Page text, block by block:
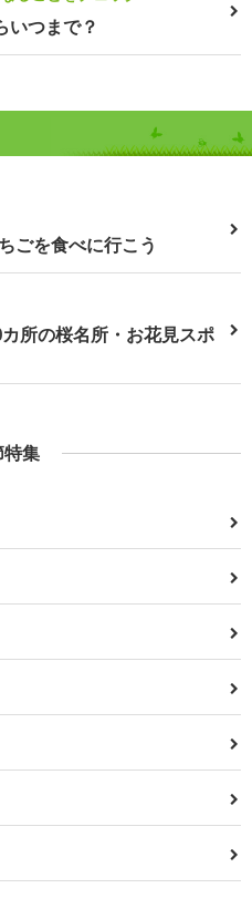
いつまで？
ごを食べに行こう
所の桜名所・お花見スポ
集